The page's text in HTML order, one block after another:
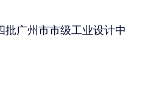
批广州市市级工业设计中